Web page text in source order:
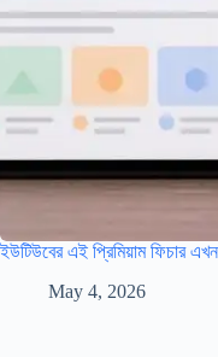
ইউটিউবের এই প্রিমিয়াম ফিচার
May 4, 2026